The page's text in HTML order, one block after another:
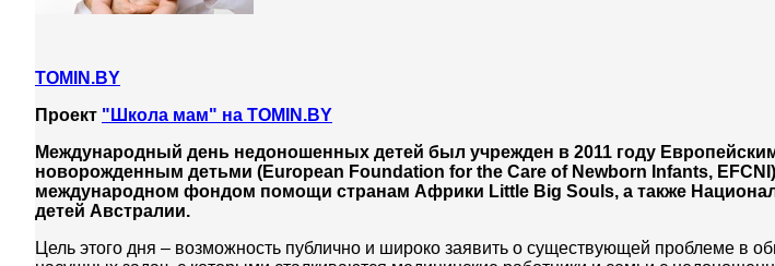
TOMIN.BY
Проект "Школа мам" на TOMIN.BY
Международный день недоношенных детей был учрежден в 2011 году
новорожденным детьми (European Foundation for the Care of Newborn Infants,
международном фондом помощи странам Африки Little Big Souls, а также
детей Австралии.
Цель этого дня – возможность публично и широко заявить о существующей проблеме в